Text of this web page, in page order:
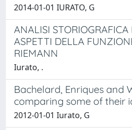
2014-01-01 IURATO, G
ANALISI
ASPETTI DELLA
RIEMANN
Iurato, .
Bachelard, Enriques and
comparing some of their
2012-01-01 Iurato, G